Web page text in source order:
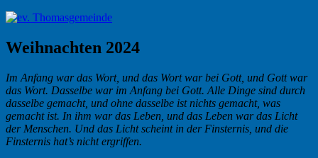
Weihnachten 2024
Im Anfang war das Wort, und das Wort war bei Gott, und Gott war
das Wort. Dasselbe war im Anfang bei Gott. Alle Dinge sind durch
dasselbe gemacht, und ohne dasselbe ist nichts gemacht, was
gemacht ist. In ihm war das Leben, und das Leben war das Licht
der Menschen. Und das Licht scheint in der Finsternis, und die
Finsternis hat’s nicht ergriffen.